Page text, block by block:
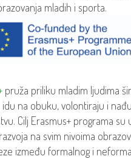
mladih i sporta.
pruža priliku mladim ljudima
idu na obuku, volontiraju i
Cilj Erasmus+ programa
na svim nivoima
između formalnog i